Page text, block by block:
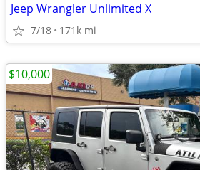
Jeep Wrangler Unlimited X
7/18 171k mi
$10,000